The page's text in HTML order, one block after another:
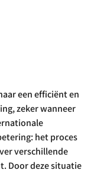
een efficiënt en
zeker wanneer
het proces
verschillende
Door deze situatie